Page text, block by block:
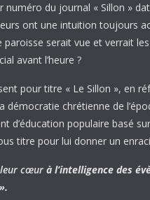
numéro du journal « Sillon »
ont une intuition toujours
paroisse serait vue et verrait
avant l’heure ?
pour titre « Le Sillon », en
démocratie chrétienne de
d’éducation populaire basé sur
titre pour lui donner un
cœur à l’intelligence des